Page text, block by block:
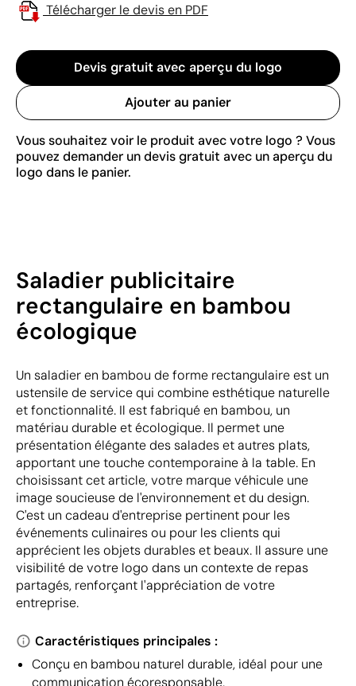
Télécharger le devis en PDF
Devis gratuit avec aperçu du logo
Ajouter au panier
Vous souhaitez voir le produit avec votre logo ? Vous
pouvez demander un devis gratuit avec un aperçu du
logo dans le panier.
Saladier publicitaire
rectangulaire en bambou
écologique
Un saladier en bambou de forme rectangulaire est un
ustensile de service qui combine esthétique naturelle
et fonctionnalité. Il est fabriqué en bambou, un
matériau durable et écologique. Il permet une
présentation élégante des salades et autres plats,
apportant une touche contemporaine à la table. En
choisissant cet article, votre marque véhicule une
image soucieuse de l'environnement et du design.
C'est un cadeau d'entreprise pertinent pour les
événements culinaires ou pour les clients qui
apprécient les objets durables et beaux. Il assure une
visibilité de votre logo dans un contexte de repas
partagés, renforçant l'appréciation de votre
entreprise.
Caractéristiques principales :
Conçu en bambou naturel durable, idéal pour une
communication écoresponsable.